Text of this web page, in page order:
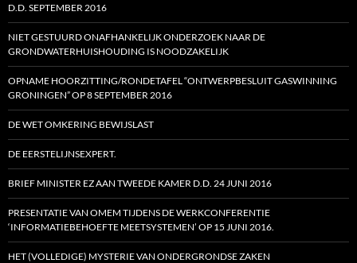
D.D. SEPTEMBER 2016
NIET GESTUURD ONAFHANKELIJK ONDERZOEK NAAR DE
GRONDWATERHUISHOUDING IS NOODZAKELIJK
OPNAME HOORZITTING/RONDETAFEL “ONTWERPBESLUIT GASWINNING
GRONINGEN” OP 8 SEPTEMBER 2016
DE WET OMKERING BEWIJSLAST
DE EERSTELIJNSEXPERT.
BRIEF MINISTER EZ AAN TWEEDE KAMER D.D. 24 JUNI 2016
PRESENTATIE VAN OMEM TIJDENS DE WERKCONFERENTIE
‘INFORMATIEBEHOEFTE MEETSYSTEMEN’ OP 15 JUNI 2016.
HET (VOLLEDIGE) MYSTERIE VAN ONDERGRONDSE ZAKEN